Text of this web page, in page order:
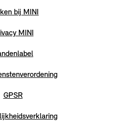
bij MINI
MINI
GPSR